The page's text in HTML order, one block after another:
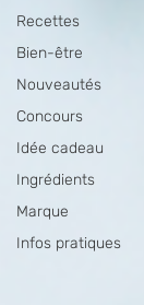
Recettes
Bien-être
Nouveautés
Concours
Idée cadeau
Ingrédients
Marque
Infos pratiques